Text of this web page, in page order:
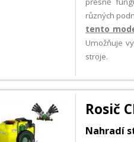
různých
tento
Umožňuje
stroje.
Rosič
Nahradí